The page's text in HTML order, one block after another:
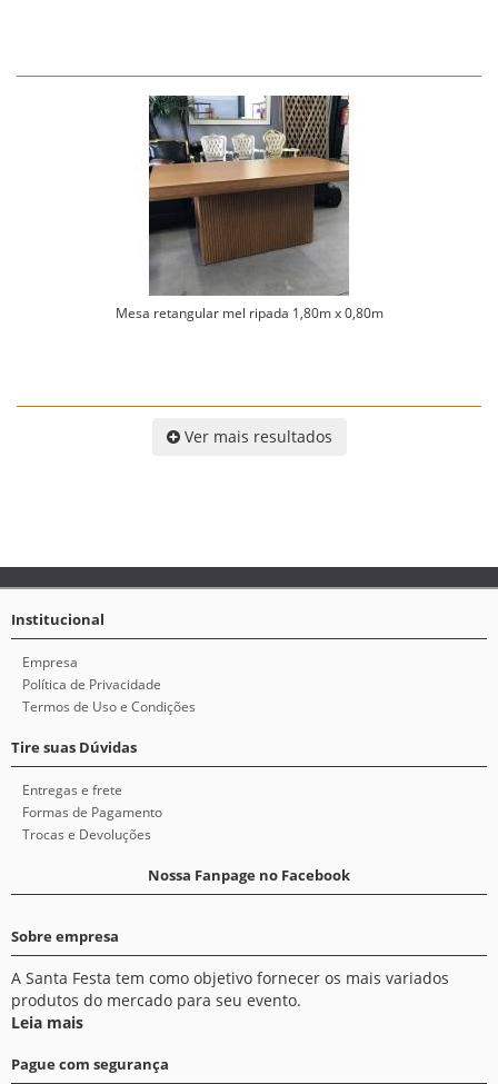
Mesa retangular mel ripada 1,80m x 0,80m
Ver mais resultados
Institucional
Empresa
Política de Privacidade
Termos de Uso e Condições
Tire suas Dúvidas
Entregas e frete
Formas de Pagamento
Trocas e Devoluções
Nossa Fanpage no Facebook
Sobre empresa
A Santa Festa tem como objetivo fornecer os mais variados
produtos do mercado para seu evento.
Leia mais
Pague com segurança